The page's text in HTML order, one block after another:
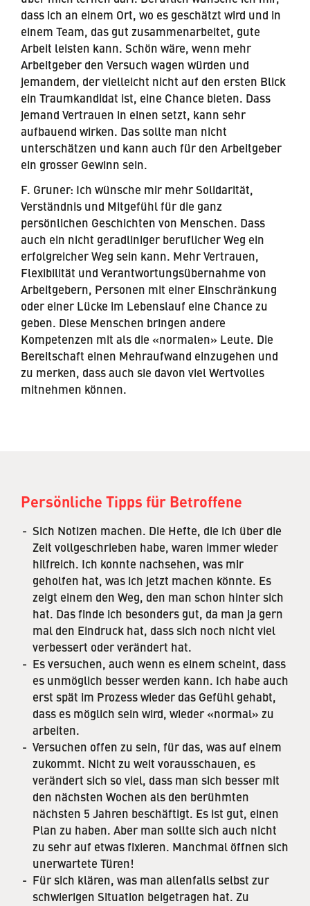
dass ich an einem Ort, wo es geschätzt wird und in
einem Team, das gut zusammenarbeitet, gute
Arbeit leisten kann. Schön wäre, wenn mehr
Arbeitgeber den Versuch wagen würden und
jemandem, der vielleicht nicht auf den ersten Blick
ein Traumkandidat ist, eine Chance bieten. Dass
jemand Vertrauen in einen setzt, kann sehr
aufbauend wirken. Das sollte man nicht
unterschätzen und kann auch für den Arbeitgeber
ein grosser Gewinn sein.
F. Gruner: Ich wünsche mir mehr Solidarität,
Verständnis und Mitgefühl für die ganz
persönlichen Geschichten von Menschen. Dass
auch ein nicht geradliniger beruflicher Weg ein
erfolgreicher Weg sein kann. Mehr Vertrauen,
Flexibilität und Verantwortungsübernahme von
Arbeitgebern, Personen mit einer Einschränkung
oder einer Lücke im Lebenslauf eine Chance zu
geben. Diese Menschen bringen andere
Kompetenzen mit als die «normalen» Leute. Die
Bereitschaft einen Mehraufwand einzugehen und
zu merken, dass auch sie davon viel Wertvolles
mitnehmen können.
Persönliche Tipps für Betroffene
Sich Notizen machen. Die Hefte, die ich über die
Zeit vollgeschrieben habe, waren immer wieder
hilfreich. Ich konnte nachsehen, was mir
geholfen hat, was ich jetzt machen könnte. Es
zeigt einem den Weg, den man schon hinter sich
hat. Das finde ich besonders gut, da man ja gern
mal den Eindruck hat, dass sich noch nicht viel
verbessert oder verändert hat.
Es versuchen, auch wenn es einem scheint, dass
es unmöglich besser werden kann. Ich habe auch
erst spät im Prozess wieder das Gefühl gehabt,
dass es möglich sein wird, wieder «normal» zu
arbeiten.
Versuchen offen zu sein, für das, was auf einem
zukommt. Nicht zu weit vorausschauen, es
verändert sich so viel, dass man sich besser mit
den nächsten Wochen als den berühmten
nächsten 5 Jahren beschäftigt. Es ist gut, einen
Plan zu haben. Aber man sollte sich auch nicht
zu sehr auf etwas fixieren. Manchmal öffnen sich
unerwartete Türen!
Für sich klären, was man allenfalls selbst zur
schwierigen Situation beigetragen hat. Zu